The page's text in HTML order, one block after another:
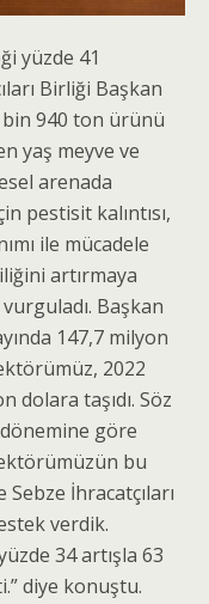
yüzde 41
Birliği Başkan
bin 940 ton ürünü
yaş meyve ve
arenada
pestisit kalıntısı,
ile mücadele
artırmaya
Başkan
147,7 milyon
2022
dolara taşıdı. Söz
dönemine göre
bu
İhracatçıları
verdik.
34 artışla 63
diye konuştu.